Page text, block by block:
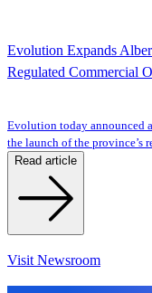
Evolution Expands
Regulated Commercial
Evolution today announced
the launch of the province’s
Read article
Visit Newsroom